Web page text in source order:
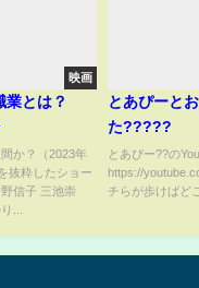
映画
業とは？
か？（2023年
抜粋したショー
信子 三池崇
...
とあぴーと
た?????
とあぴー??の
https://
チらが歩けばど